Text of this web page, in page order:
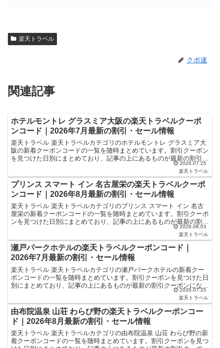
楽天トラベル
クポ速
関連記事
ホテルモントレ グラスミア大阪の楽天トラベルクーポ
ンコード｜2026年7月最新の割引・セール情報
楽天トラベル 楽天トラベルカテゴリのホテルモントレ グラスミア大
阪の新着クーポンコードの一覧を随時まとめています。割引クーポン
を見つけた日別にまとめており、記事の上にあるものが最新の割引ク
ーポンになります。ホテル・旅館宿泊の予約などで使える...2026.07.25
楽天トラベル
プリンス スマート イン 名古屋栄の楽天トラベルクーポ
ンコード｜2026年8月最新の割引・セール情報
楽天トラベル 楽天トラベルカテゴリのプリンス スマート イン 名古
屋栄の新着クーポンコードの一覧を随時まとめています。割引クーポ
ンを見つけた日別にまとめており、記事の上にあるものが最新の割引
クーポンになります。ホテル・旅館宿泊の予約などで使... 2026.08.03
楽天トラベル
瀬戸パークホテルの楽天トラベルクーポンコード｜
2026年7月最新の割引・セール情報
楽天トラベル 楽天トラベルカテゴリの瀬戸パークホテルの新着クー
ポンコードの一覧を随時まとめています。割引クーポンを見つけた日
別にまとめており、記事の上にあるものが最新の割引クーポンになり
ます。ホテル・旅館宿泊の予約などで使えるクーポンやセー...2026.07.25
楽天トラベル
由布院温泉 山荘 わらび野の楽天トラベルクーポンコー
ド｜2026年8月最新の割引・セール情報
楽天トラベル 楽天トラベルカテゴリの由布院温泉 山荘 わらび野の新
着クーポンコードの一覧を随時まとめています。割引クーポンを見つ